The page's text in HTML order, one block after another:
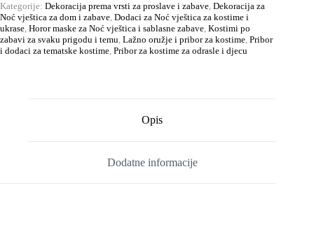
Kategorije: Dekoracija prema vrsti za proslave i zabave, Dekoracija za
Noć vještica za dom i zabave, Dodaci za Noć vještica za kostime i
ukrase, Horor maske za Noć vještica i sablasne zabave, Kostimi po
zabavi za svaku prigodu i temu, Lažno oružje i pribor za kostime, Pribor
i dodaci za tematske kostime, Pribor za kostime za odrasle i djecu
Opis
Dodatne informacije